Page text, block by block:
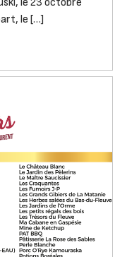
le 23 octobre
le […]